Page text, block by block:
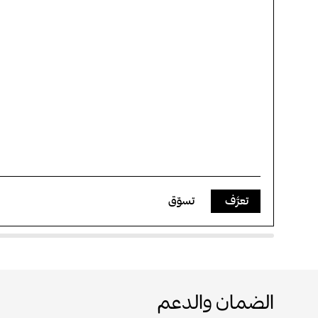
تعرَّف تسوّق
الضمان والدعم